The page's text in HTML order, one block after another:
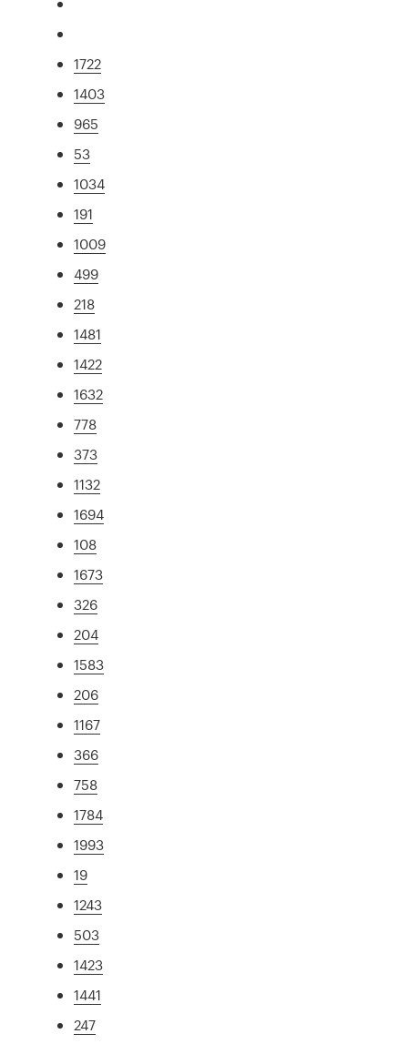
1722
1403
965
53
1034
191
1009
499
218
1481
1422
1632
778
373
1132
1694
108
1673
326
204
1583
206
1167
366
758
1784
1993
19
1243
503
1423
1441
247